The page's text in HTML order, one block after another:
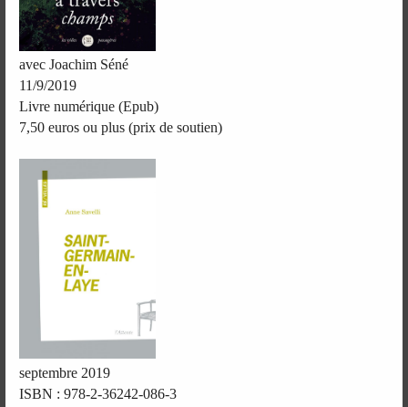
avec Joachim Séné
11/9/2019
Livre numérique (Epub)
7,50 euros ou plus (prix de soutien)
septembre 2019
ISBN : 978-2-36242-086-3